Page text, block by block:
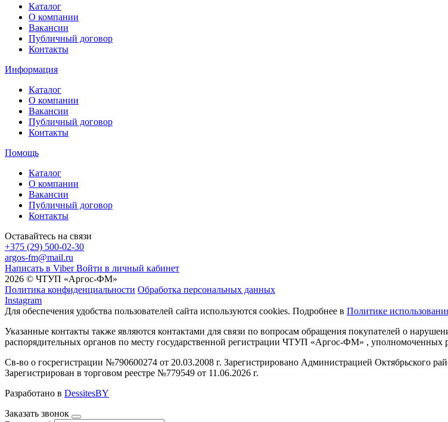
Каталог
О компании
Вакансии
Публичный договор
Контакты
Информация
Каталог
О компании
Вакансии
Публичный договор
Контакты
Помощь
Каталог
О компании
Вакансии
Публичный договор
Контакты
Оставайтесь на связи
+375 (29) 500-02-30
argos-fm@mail.ru
Написать в Viber Войти в личный кабинет
2026 © ЧТУП «Аргос-ФМ»
Политика конфиденциальности Обработка персональных данных
Instagram
Для обеспечения удобства пользователей сайта используются cookies. Подробнее в Политике
Указанные контакты также являются контактами для связи по вопросам обращения покупателей о
распорядительных органов по месту государственной регистрации ЧТУП «Аргос-ФМ» , уполномоченных
Св-во о госрегистрации №790600274 от 20.03.2008 г. Зарегистрировано Администрацией Октябрьского
Зарегистрирован в торговом реестре №779549 от 11.06.2026 г.
Разработано в DessitesBY
Заказать звонок